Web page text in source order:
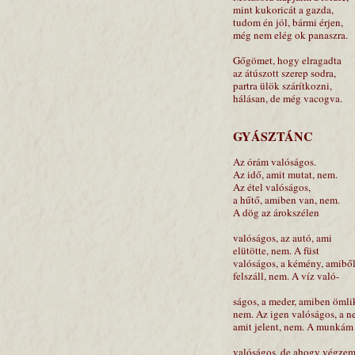
mint kukoricát a gazda,
tudom én jól, bármi érjen,
még nem elég ok panaszra.
Gőgömet, hogy elragadta
az átúszott szerep sodra,
partra ülök szárítkozni,
hálásan, de még vacogva.
GYÁSZTÁNC
Az órám valóságos.
Az idő, amit mutat, nem.
Az étel valóságos,
a hűtő, amiben van, nem.
A dög az árokszélen
valóságos, az autó, ami
elütötte, nem. A füst
valóságos, a kémény, amiből
felszáll, nem. A víz való-
ságos, a meder, amiben
nem. Az igen valóságos, a
amit jelent, nem. A munkám
valóságos, de ahogy